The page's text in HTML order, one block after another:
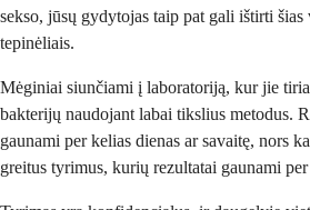
sekso, jūsų gydytojas taip pat gali ištirti šias
tepinėliais.
Mėginiai siunčiami į laboratoriją, kur jie
bakterijų naudojant labai tikslius metodus.
gaunami per kelias dienas ar savaitę, nors
greitus tyrimus, kurių rezultatai gaunami